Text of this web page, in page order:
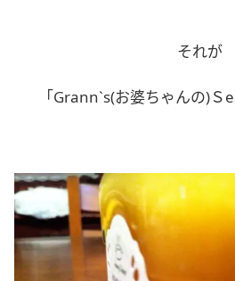
それが
「Grann`s(お婆ちゃんの)Ｓ